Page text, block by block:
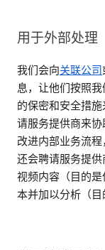
用于外部处理
我们会向关联公司
息，让他们按照
的保密和安全措
请服务提供商来协
改进内部业务流
还会聘请服务提
视频内容（目的
本并加以分析（目